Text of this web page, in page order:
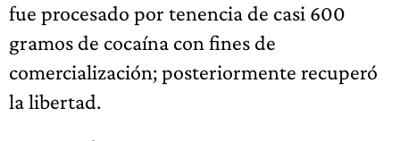
fue procesado por tenencia de casi 600
gramos de cocaína con fines de
comercialización; posteriormente recuperó
la libertad.